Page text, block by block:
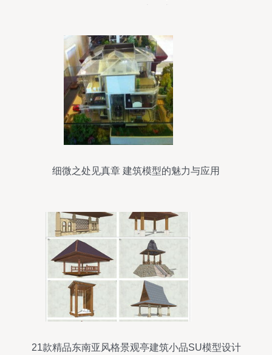
细微之处见真章 建筑模型的魅力与应用
21款精品东南亚风格景观亭建筑小品SU模型设计